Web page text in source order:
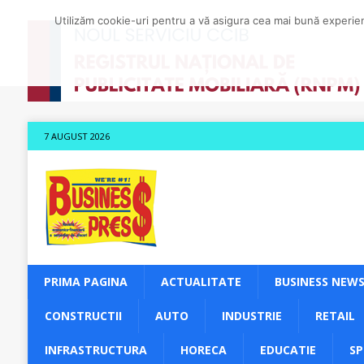
7 AUGUST 2026
PRIMA PAGINA ACTUALITATE BUSINESS NEWS
CONSTRUCTII AUTO INDUSTRIE RETAIL
INFRASTRUCTURA HORECA EDUCATIE
Utilizăm cookie-uri pentru a vă asigura cea mai bună